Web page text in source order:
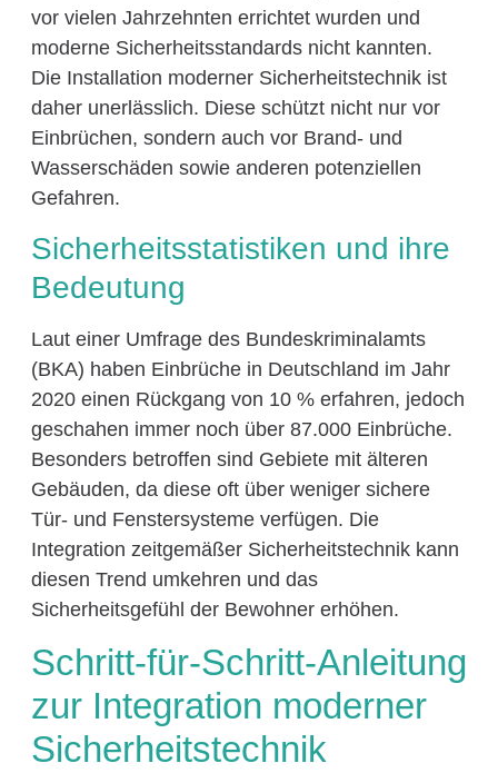
vor vielen Jahrzehnten errichtet wurden und
moderne Sicherheitsstandards nicht kannten.
Die Installation moderner Sicherheitstechnik ist
daher unerlässlich. Diese schützt nicht nur vor
Einbrüchen, sondern auch vor Brand- und
Wasserschäden sowie anderen potenziellen
Gefahren.
Sicherheitsstatistiken und ihre
Bedeutung
Laut einer Umfrage des Bundeskriminalamts
(BKA) haben Einbrüche in Deutschland im Jahr
2020 einen Rückgang von 10 % erfahren, jedoch
geschahen immer noch über 87.000 Einbrüche.
Besonders betroffen sind Gebiete mit älteren
Gebäuden, da diese oft über weniger sichere
Tür- und Fenstersysteme verfügen. Die
Integration zeitgemäßer Sicherheitstechnik kann
diesen Trend umkehren und das
Sicherheitsgefühl der Bewohner erhöhen.
Schritt-für-Schritt-Anleitung
zur Integration moderner
Sicherheitstechnik